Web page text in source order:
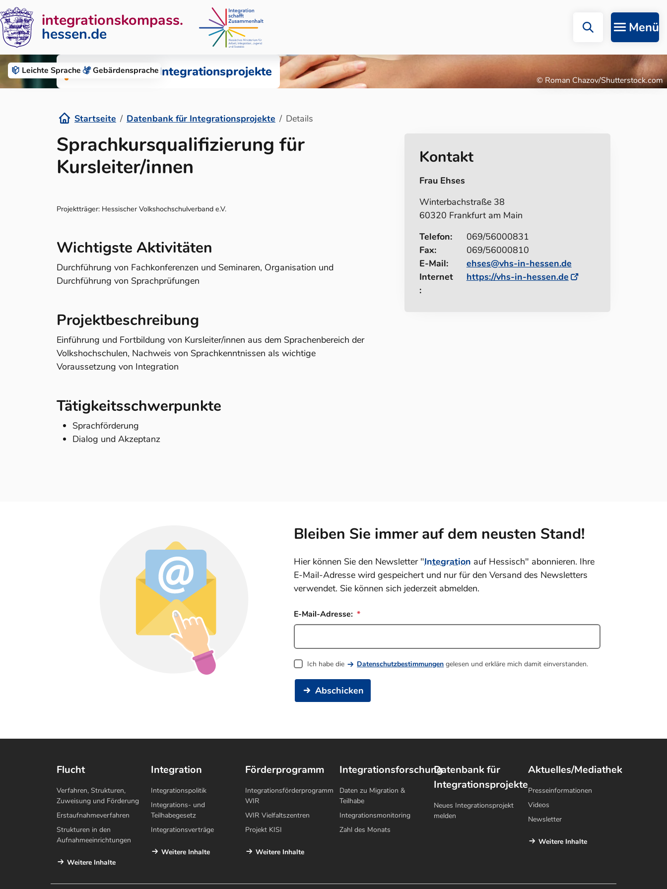
Leichte Sprache Gebärden­sprache
Zum Inhalt springen
integrationskompass.
hessen.de Menü
Datenbank für Integrationsprojekte
© Roman Chazov/Shutterstock.com
Startseite Datenbank für Integrationsprojekte Details
Details
Sprachkursqualifizierung für
Kursleiter/innen
Projektträger: Hessischer Volkshochschulverband e.V.
Wichtigste Aktivitäten
Durchführung von Fachkonferenzen und Seminaren, Organisation und
Durchführung von Sprachprüfungen
Projektbeschreibung
Einführung und Fortbildung von Kursleiter/innen aus dem Sprachenbereich der
Volkshochschulen, Nachweis von Sprachkenntnissen als wichtige
Voraussetzung von Integration
Tätigkeitsschwerpunkte
Sprachförderung
Dialog und Akzeptanz
Kontakt
Frau Ehses
Winterbachstraße 38
60320 Frankfurt am Main
Telefon:
069/56000831
Fax:
069/56000810
E-Mail:
ehses@vhs-in-hessen.de
Internet
:
https://vhs-in-hessen.de
Bleiben Sie immer auf dem neusten Stand!
Hier können Sie den Newsletter "Integration auf Hessisch" abonnieren. Ihre
E-Mail-Adresse wird gespeichert und nur für den Versand des Newsletters
verwendet. Sie können sich jederzeit abmelden.
E-Mail-Adresse:
Ich habe die Datenschutzbestimmungen gelesen und erkläre mich damit einverstanden.
Abschicken
Flucht
Verfahren, Strukturen,
Zuweisung und Förderung
Erstaufnahmeverfahren
Strukturen in den
Aufnahmeeinrichtungen
Weitere Inhalte
Integration
Integrationspolitik
Integrations- und
Teilhabegesetz
Integrationsverträge
Weitere Inhalte
Förderprogramm
Integrationsförderprogramm
WIR
WIR Vielfaltszentren
Projekt KISI
Weitere Inhalte
Integrationsforschung
Daten zu Migration &
Teilhabe
Integrationsmonitoring
Zahl des Monats
Datenbank für
Integrationsprojekte
Neues Integrationsprojekt
melden
Aktuelles/Mediathek
Presseinformationen
Videos
Newsletter
Weitere Inhalte